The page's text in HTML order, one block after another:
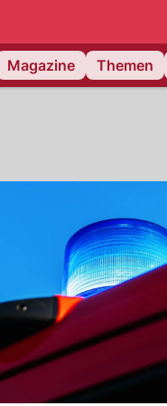
Magazine Themen